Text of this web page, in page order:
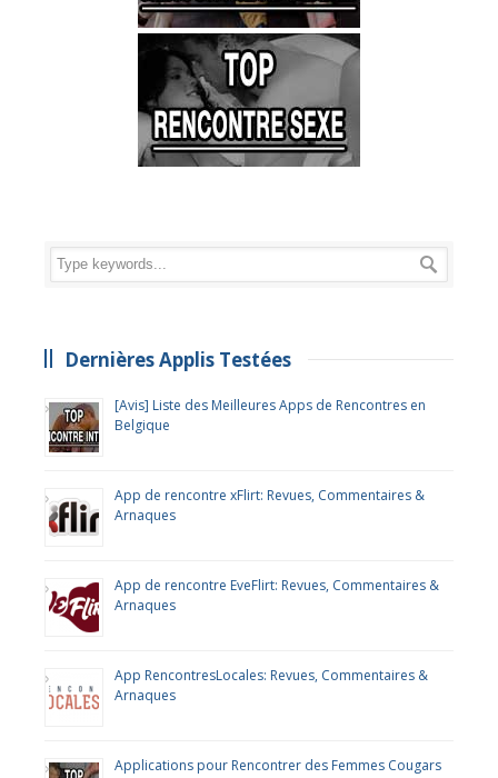
Dernières Applis Testées
[Avis] Liste des Meilleures Apps de Rencontres en
Belgique
App de rencontre xFlirt: Revues, Commentaires &
Arnaques
App de rencontre EveFlirt: Revues, Commentaires &
Arnaques
App RencontresLocales: Revues, Commentaires &
Arnaques
Applications pour Rencontrer des Femmes Cougars